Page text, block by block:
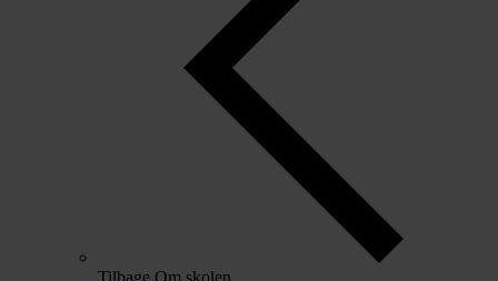
Tilbage Om skolen